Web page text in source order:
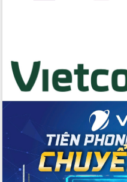
Kỳ họp Chuyên đề lần thứ Năm, HĐND
tỉnh Đắk Lắk thông qua các nghị quyết
quan trọng
Thống nhất danh sách giới thiệu ứng
cử đại biểu Quốc hội khoá XVI và đại
biểu HĐND tỉnh Đắk Lắk, nhiệm kỳ
Phát động hai phong trào thi đua quan
trọng trong kỷ nguyên mới